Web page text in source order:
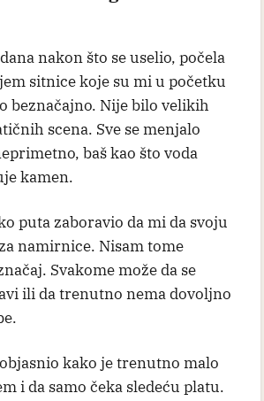
nakon što se uselio, počela
sitnice koje su mi u početku
beznačajno. Nije bilo velikih
scena. Sve se menjalo
baš kao što voda
kamen.
puta zaboravio da mi da svoju
namirnice. Nisam tome
Svakome može da se
ili da trenutno nema dovoljno
kako je trenutno malo
i da samo čeka sledeću platu.